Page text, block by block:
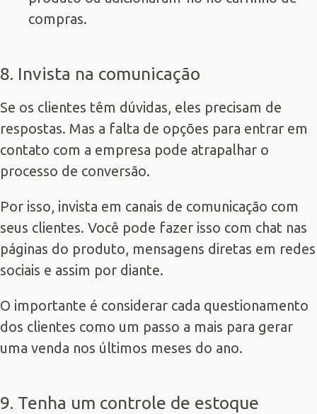
compras.
8. Invista na comunicação
Se os clientes têm dúvidas, eles precisam de
respostas. Mas a falta de opções para entrar em
contato com a empresa pode atrapalhar o
processo de conversão.
Por isso, invista em canais de comunicação com
seus clientes. Você pode fazer isso com chat nas
páginas do produto, mensagens diretas em redes
sociais e assim por diante.
O importante é considerar cada questionamento
dos clientes como um passo a mais para gerar
uma venda nos últimos meses do ano.
9. Tenha um controle de estoque